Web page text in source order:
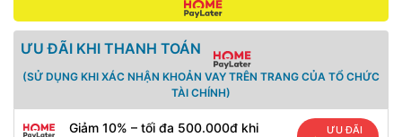
ƯU ĐÃI KHI THANH TOÁN
(SỬ DỤNG KHI XÁC NHẬN KHOẢN VAY TRÊN TRANG CỦA TỔ CHỨC
TÀI CHÍNH)
Giảm 10% – tối đa 500.000đ khi
ƯU ĐÃI